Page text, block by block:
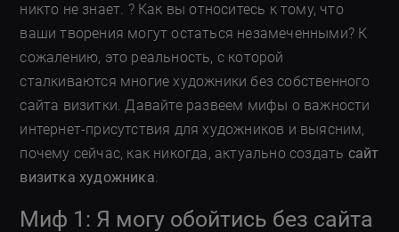
никто не знает. ? Как вы относитесь к тому, что
ваши творения могут остаться незамеченными? К
сожалению, это реальность, с которой
сталкиваются многие художники без собственного
сайта визитки. Давайте развеем мифы о важности
интернет-присутствия для художников и выясним,
почему сейчас, как никогда, актуально создать сайт
визитка художника.
Миф 1: Я могу обойтись без сайта